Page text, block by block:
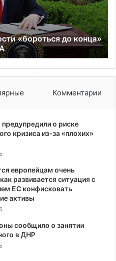
«бороться до конца»
из
о
Комментарии
о риске
кризиса из-за «плохих»
европейцам очень
развивается ситуация с
ЕС конфисковать
активы
сообщило о занятии
в ДНР